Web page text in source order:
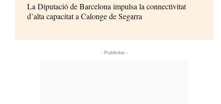
La Diputació de Barcelona impulsa la connectivitat
d’alta capacitat a Calonge de Segarra
- Publicitat -